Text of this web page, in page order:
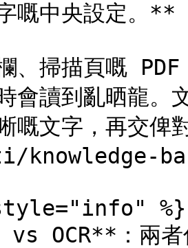
嘅中央設定。**
、掃描頁嘅
會讀到亂晒龍。
嘅文字，再交
%}
OCR**：兩者